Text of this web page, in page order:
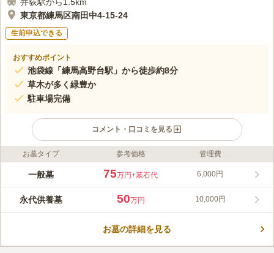
東京都練馬区南田中4-15-24
生前申込できる
おすすめポイント
池袋線「練馬高野台駅」から徒歩約8分
草木が多く緑豊か
駐車場完備
コメント・口コミを見る
ライフドット編集部のコメント
西武池袋線「練馬高野台駅」から徒8分、駐車場も完備している
している真言宗智山派の寺院で、本堂にいる本尊は不動明王です
が、 境内にある薬師堂では薬師瑠璃光如来が本尊となり、日の
す。 境内にはたくさんの草木が植えられ、季節ごとに異なる花
みんなの評価
3.9 口コミ4件
お墓タイプ 参考価格 管理費
一般墓 75万円+墓石代 6,000円
永代供養墓 50万円 10,000円
お墓の詳細を見る